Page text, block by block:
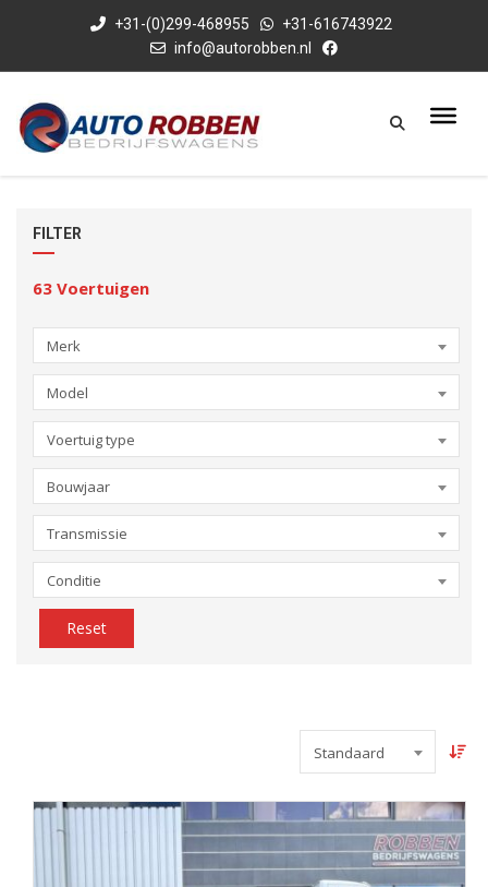
+31-(0)299-468955
+31-616743922
info@autorobben.nl
FILTER
63 Voertuigen
Merk
Model
Voertuig type
Bouwjaar
Transmissie
Conditie
Reset
Standaard